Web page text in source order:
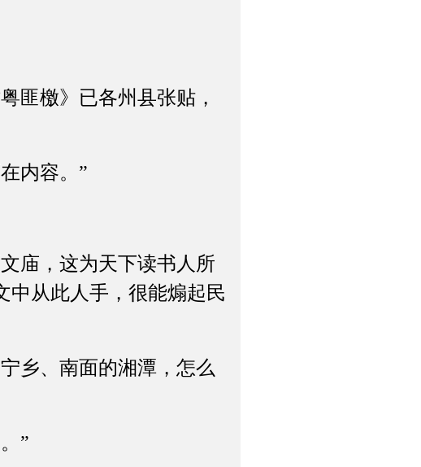
檄》已各州县张贴，
内容。”
庙，这为天下读书人所
中从此人手，很能煽起民
乡、南面的湘潭，怎么
”